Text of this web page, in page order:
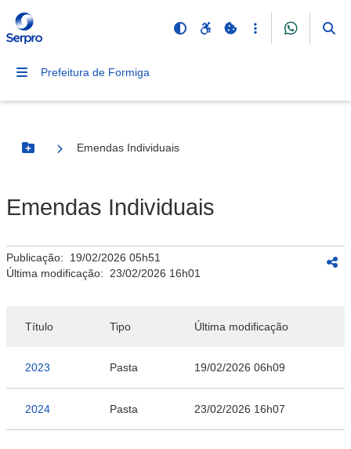
Prefeitura de Formiga
Botão Menu
Emendas Individuais
Emendas Individuais
Publicação: 19/02/2026 05h51
Última modificação: 23/02/2026 16h01
Título Tipo Última modificação
2023 Pasta 19/02/2026 06h09
2024 Pasta 23/02/2026 16h07